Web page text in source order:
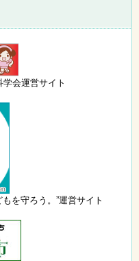
会運営サイト
を守ろう。”運営サイト